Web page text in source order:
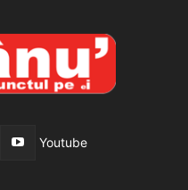
Youtube